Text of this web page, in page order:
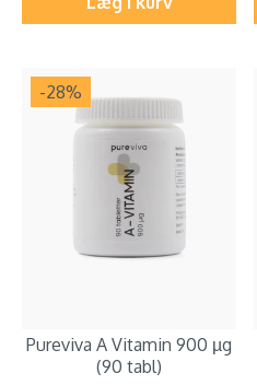
-28%
Pureviva A Vitamin 900 µg
(90 tabl)